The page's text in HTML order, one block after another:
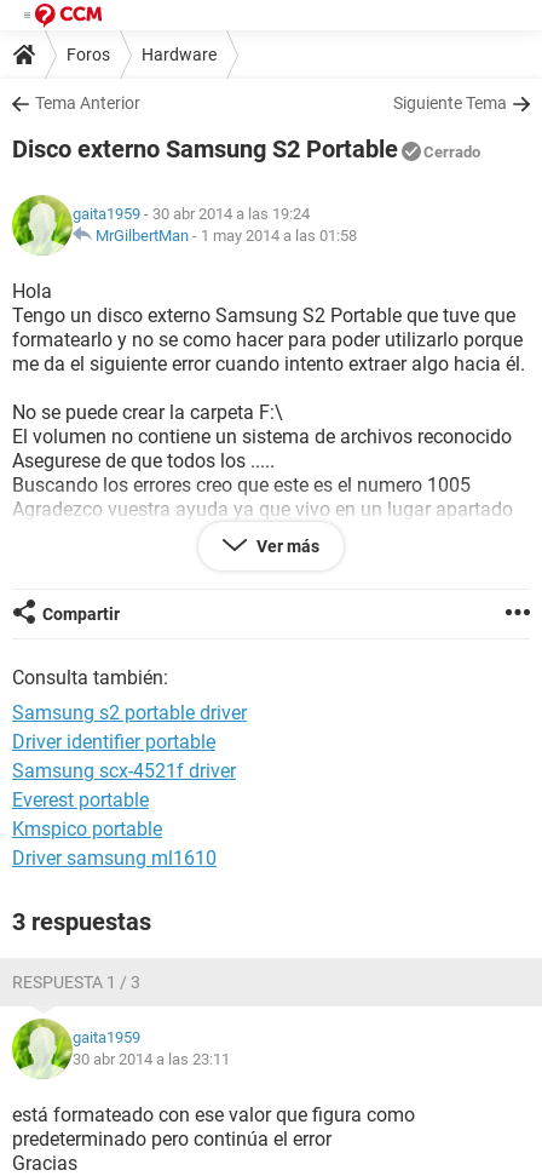
Foros Hardware
Tema Anterior Siguiente Tema
Disco externo Samsung S2 Portable Cerrado
gaita1959 - 30 abr 2014 a las 19:24
MrGilbertMan - 1 may 2014 a las 01:58
Hola
Tengo un disco externo Samsung S2 Portable que tuve que
formatearlo y no se como hacer para poder utilizarlo porque
me da el siguiente error cuando intento extraer algo hacia él.
No se puede crear la carpeta F:\
El volumen no contiene un sistema de archivos reconocido
Asegurese de que todos los .....
Buscando los errores creo que este es el numero 1005
Agradezco vuestra ayuda ya que vivo en un lugar apartado
de técnicos además de los 55 años que me acompañan y
que trato de hacer todo lo que puedo contando con
Eternamente agradecida
Ver más
Compartir
Consulta también:
Samsung s2 portable driver
Driver identifier portable
Samsung scx-4521f driver
Everest portable
Kmspico portable
Driver samsung ml1610
3 respuestas
RESPUESTA 1 / 3
gaita1959
30 abr 2014 a las 23:11
está formateado con ese valor que figura como
predeterminado pero continúa el error
Gracias